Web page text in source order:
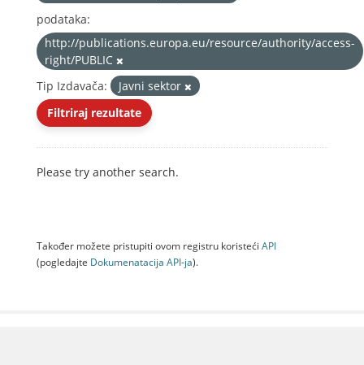
podataka:
http://publications.europa.eu/resource/authority/access-
right/PUBLIC
Tip Izdavača:
Javni sektor
Filtriraj rezultate
Please try another search.
Također možete pristupiti ovom registru koristeći API
(pogledajte Dokumenаtаcijа API-jа).